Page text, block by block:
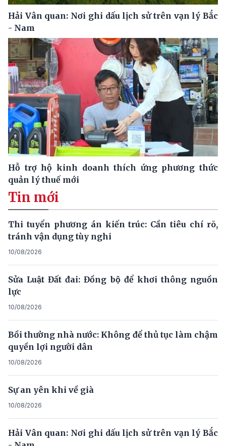
Hải Vân quan: Nơi ghi dấu lịch sử trên vạn lý Bắc
- Nam
Hỗ trợ hộ kinh doanh thích ứng phương thức
quản lý thuế mới
Tin mới
Thi tuyển phương án kiến trúc: Cần tiêu chí rõ,
tránh vận dụng tùy nghi
10/08/2026
Sửa Luật Đất đai: Đồng bộ để khơi thông nguồn
lực
10/08/2026
Bồi thường nhà nước: Không để thủ tục làm chậm
quyền lợi người dân
10/08/2026
Sự an yên khi về già
10/08/2026
Hải Vân quan: Nơi ghi dấu lịch sử trên vạn lý Bắc